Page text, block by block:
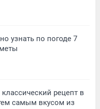
узнать по погоде 7
рецепт в
самым вкусом из